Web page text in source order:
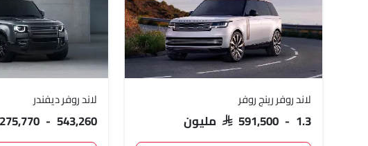
لاند روفر رينج روفر
SAR 591,500 - 1.3 مليون
لاند روفر ديفندر
275,770 - 543,260